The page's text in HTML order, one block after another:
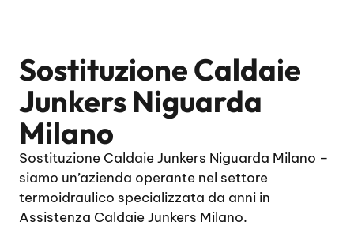
Sostituzione Caldaie
Junkers Niguarda
Milano
Sostituzione Caldaie Junkers Niguarda Milano –
siamo un’azienda operante nel settore
termoidraulico specializzata da anni in
Assistenza Caldaie Junkers Milano.